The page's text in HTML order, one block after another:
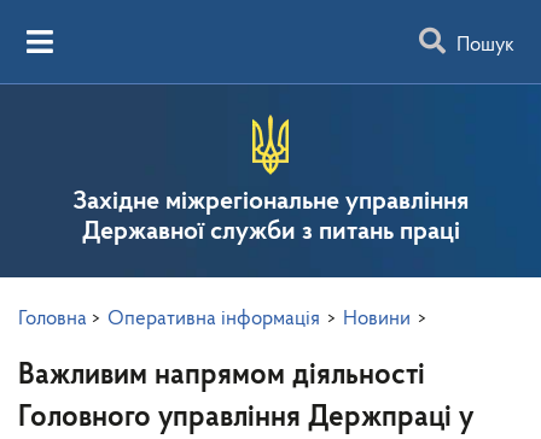
Пошук
Західне міжрегіональне управління
Державної служби з питань праці
Головна > Оперативна інформація > Новини >
Важливим напрямом діяльності
Головного управління Держпраці у